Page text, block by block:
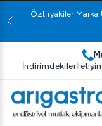
Öztiryakiler Marka
İndirimdekiler